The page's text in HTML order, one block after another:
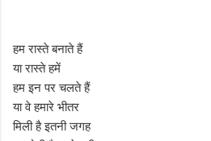
हम रास्ते बनाते हैं
या रास्ते हमें
हम इन पर चलते हैं
या वे हमारे भीतर
मिली है इतनी जगह